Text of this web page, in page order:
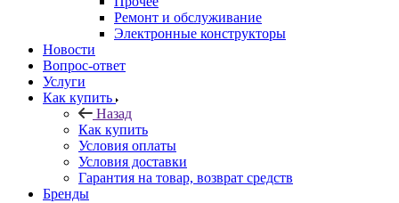
Ремонт и обслуживание
Электронные конструкторы
Новости
Вопрос-ответ
Услуги
Как купить
Назад
Как купить
Условия оплаты
Условия доставки
Гарантия на товар, возврат средств
Бренды